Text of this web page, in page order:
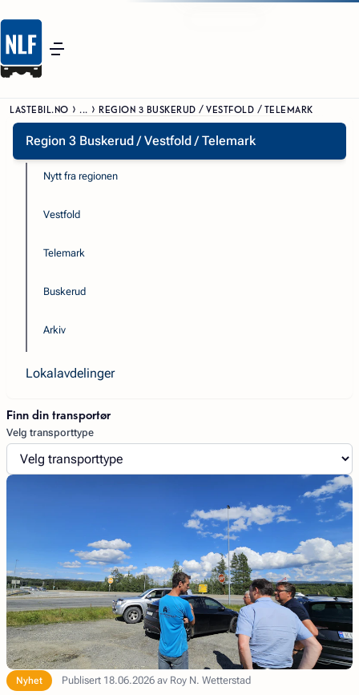
LASTEBIL.NO ... REGION 3 BUSKERUD / VESTFOLD / TELEMARK
Region 3 Buskerud / Vestfold / Telemark
Nytt fra regionen
Vestfold
Telemark
Buskerud
Arkiv
Lokalavdelinger
Finn din transportør
Velg transporttype
Nyhet Publisert 18.06.2026 av Roy N. Wetterstad